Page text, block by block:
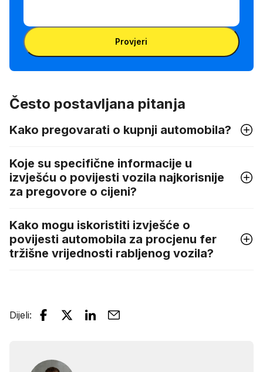
registarsku
oznaku
Unesi broj šasije
Provjeri
Često postavljana pitanja
Kako pregovarati o kupnji automobila?
Koje su specifične informacije u
izvješću o povijesti vozila najkorisnije
za pregovore o cijeni?
Kako mogu iskoristiti izvješće o
povijesti automobila za procjenu fer
tržišne vrijednosti rabljenog vozila?
Dijeli: